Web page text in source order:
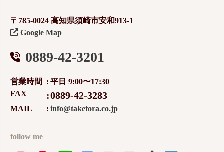
〒785-0024 高知県須崎市安和913-1
Google Map
0889-42-3201
営業時間
平日 9:00〜17:30
FAX
0889-42-3283
MAIL info@taketora.co.jp
follow me